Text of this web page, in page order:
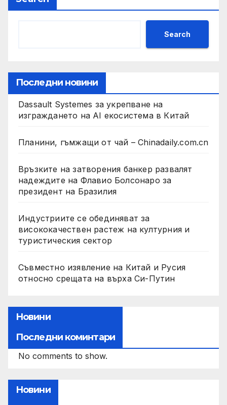
Search
Последни новини
Dassault Systemes за укрепване на
изграждането на AI екосистема в Китай
Планини, гъмжащи от чай – Chinadaily.com.cn
Връзките на затворения банкер развалят
надеждите на Флавио Болсонаро за
президент на Бразилия
Индустриите се обединяват за
висококачествен растеж на културния и
туристическия сектор
Съвместно изявление на Китай и Русия
относно срещата на върха Си-Путин
Новини
Последни коминтари
No comments to show.
Новини